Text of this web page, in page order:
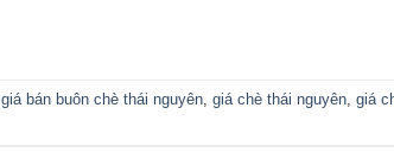
giá bán buôn chè thái nguyên, giá chè thái nguyên, giá